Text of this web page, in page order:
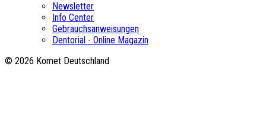
Newsletter
Info Center
Gebrauchsanweisungen
Dentorial - Online Magazin
© 2026 Komet Deutschland